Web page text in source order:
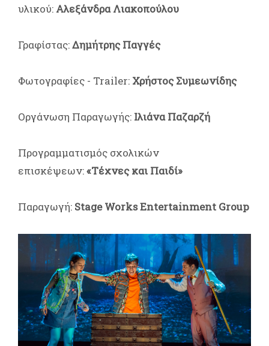
υλικού: Αλεξάνδρα Λιακοπούλου
Γραφίστας:Δημήτρης Παγγές
Φωτογραφίες - Trailer: Χρήστος Συμεωνίδης
Οργάνωση Παραγωγής: Ιλιάνα Παζαρζή
Προγραμματισμός σχολικών
επισκέψεων:«Τέχνες και Παιδί»
Παραγωγή: Stage Works Entertainment Group